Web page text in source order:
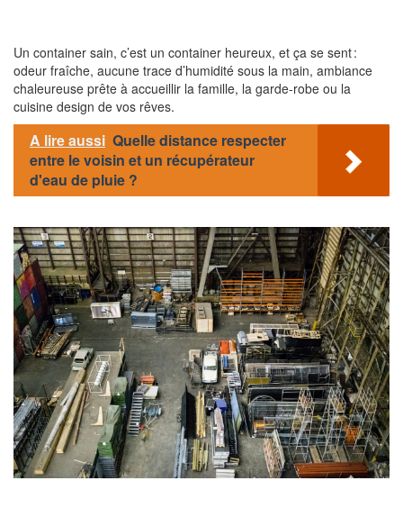
Un container sain, c’est un container heureux, et ça se sent :
odeur fraîche, aucune trace d’humidité sous la main, ambiance
chaleureuse prête à accueillir la famille, la garde-robe ou la
cuisine design de vos rêves.
A lire aussi Quelle distance respecter
entre le voisin et un récupérateur
d'eau de pluie ?